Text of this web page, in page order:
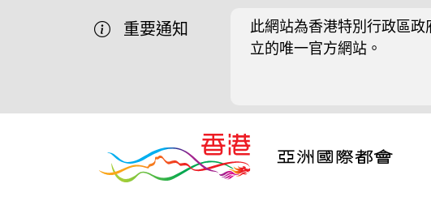
重要通知
此網站為香港特別行政區
立的唯一官方網站。